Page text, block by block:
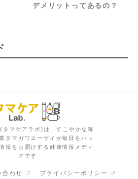
デメリットってあるの？
タマケアラボ)は、すこやかな毎
タマガワエーザイが毎日をハッ
報をお届けする健康情報メディ
アです
合わせ
プライバシーポリシー